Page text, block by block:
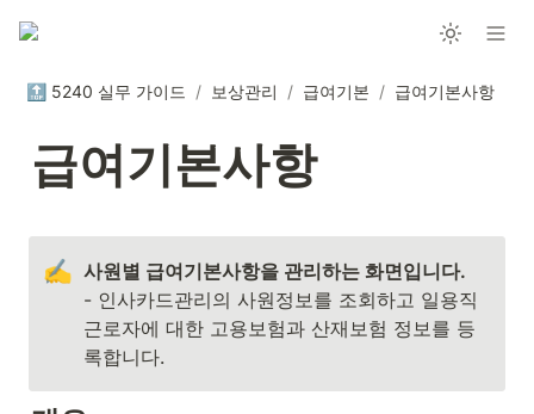
🔝 5240 실무 가이드 / 보상관리 / 급여기본 / 급여기본사항
급여기본사항
✍️
- 인사카드관리의 사원정보를 조회하고 일용직
근로자에 대한 고용보험과 산재보험 정보를 등
록합니다.